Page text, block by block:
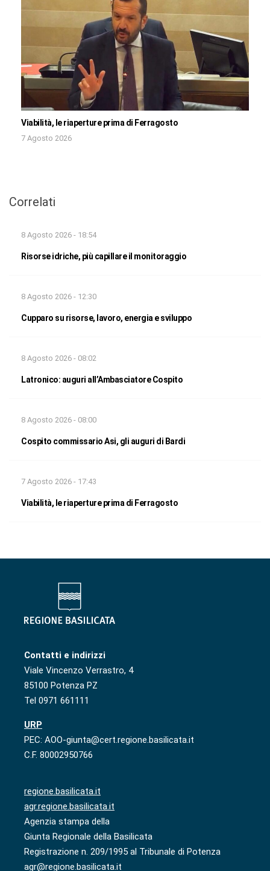
Viabilità, le riaperture prima di Ferragosto
7 Agosto 2026
Correlati
8 Agosto 2026 - 18:54
Risorse idriche, più capillare il monitoraggio
8 Agosto 2026 - 12:30
Cupparo su risorse, lavoro, energia e sviluppo
8 Agosto 2026 - 08:02
Latronico: auguri all’Ambasciatore Cospito
8 Agosto 2026 - 08:00
Cospito commissario Asi, gli auguri di Bardi
7 Agosto 2026 - 17:43
Viabilità, le riaperture prima di Ferragosto
Contatti e indirizzi
Viale Vincenzo Verrastro, 4
85100 Potenza PZ
Tel 0971 661111
URP
PEC: AOO-giunta@cert.regione.basilicata.it
C.F. 80002950766
regione.basilicata.it
agr.regione.basilicata.it
Agenzia stampa della
Giunta Regionale della Basilicata
Registrazione n. 209/1995 al Tribunale di Potenza
agr@regione.basilicata.it